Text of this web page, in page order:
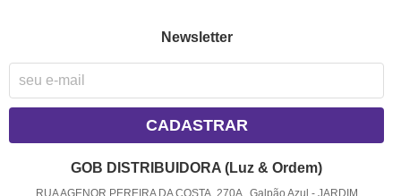
Newsletter
CADASTRAR
GOB DISTRIBUIDORA (Luz & Ordem)
RUA AGENOR PEREIRA DA COSTA, 270A , Galpão Azul - JARDIM